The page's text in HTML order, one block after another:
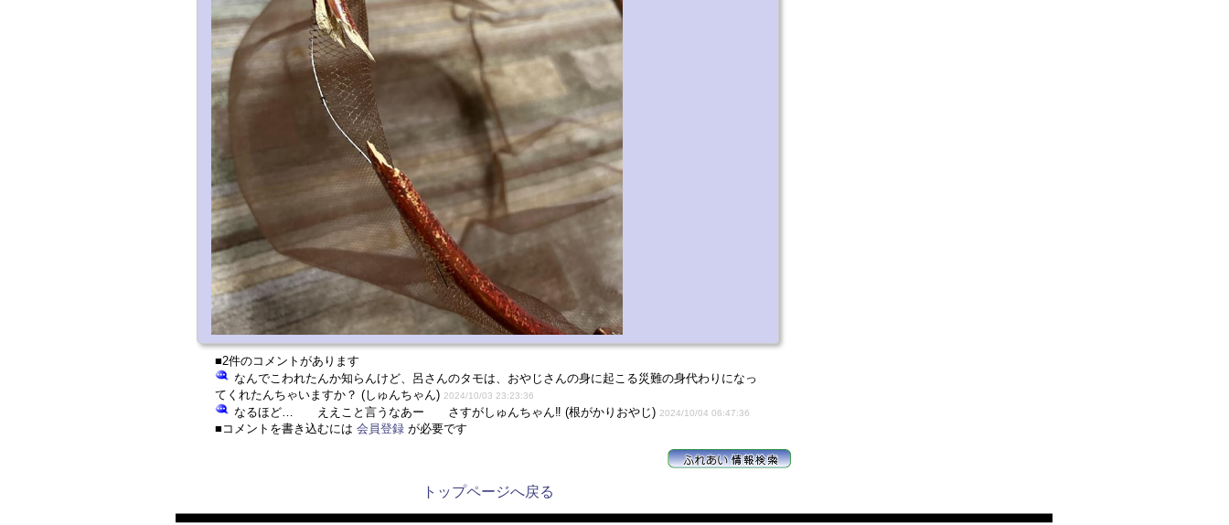
■2件のコメントがあります
なんでこわれたんか知らんけど、呂さんのタモは、おやじさんの身に起こる災難の身代わりになっ
てくれたんちゃいますか？ (しゅんちゃん) 2024/10/03 23:23:36
なるほど… ええこと言うなあー さすがしゅんちゃん‼️ (根がかりおやじ) 2024/10/04 06:47:36
■コメントを書き込むには 会員登録 が必要です
トップページへ戻る